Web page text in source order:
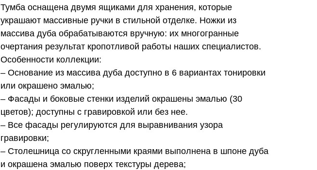
Тумба оснащена двумя ящиками для хранения, которые
украшают массивные ручки в стильной отделке. Ножки из
массива дуба обрабатываются вручную: их многогранные
очертания результат кропотливой работы наших специалистов.
Особенности коллекции:
– Основание из массива дуба доступно в 6 вариантах тонировки
или окрашено эмалью;
– Фасады и боковые стенки изделий окрашены эмалью (30
цветов); доступны с гравировкой или без нее.
– Все фасады регулируются для выравнивания узора
гравировки;
– Столешница со скругленными краями выполнена в шпоне дуба
и окрашена эмалью поверх текстуры дерева;